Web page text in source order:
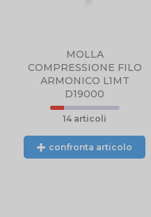
MOLLA
COMPRESSIONE FILO
ARMONICO L1MT
D19000
14 articoli
confronta articolo